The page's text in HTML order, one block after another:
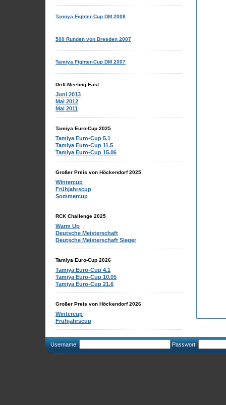
Tamiya Fighter-Cup DM 2008
500 Runden von Dresden 2007
Tamiya Fighter-Cup DM 2007
Drift-Meeting East
Juni 2013
Mai 2012
Mai 2011
Tamiya Euro-Cup 2025
Tamiya Euro-Cup 5.1
Tamiya Euro-Cup 11.5
Tamiya Euro-Cup 15.06
Großer Preis von Höckendorf 2025
Wintercup
Frühjahrscup
Sommercup
RCK Challenge 2025
Warm Up
Deutsche Meisterschaft
Deutsche Meisterschaft Sieger
Tamiya Euro-Cup 2026
Tamiya Euro-Cup 4.1
Tamiya Euro-Cup 10.05
Tamiya Euro-Cup 21.6
Großer Preis von Höckendorf 2026
Wintercup
Frühjahrscup
Username: Passwort: